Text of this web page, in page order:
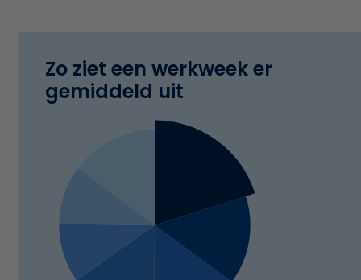
Zo ziet een werkweek er
gemiddeld uit